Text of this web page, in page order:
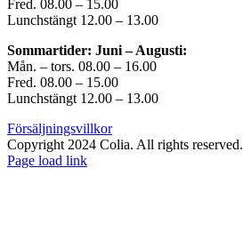
Fred. 08.00 – 15.00
Lunchstängt 12.00 – 13.00
Sommartider: Juni – Augusti:
Mån. – tors. 08.00 – 16.00
Fred. 08.00 – 15.00
Lunchstängt 12.00 – 13.00
Försäljningsvillkor
Copyright 2024 Colia. All rights reserved.
Page load link